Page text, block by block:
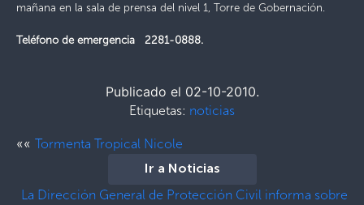
mañana en la sala de prensa del nivel 1, Torre de Gobernación.
Teléfono de emergencia 2281-0888.
Publicado el 02-10-2010.
Etiquetas: noticias
«« Tormenta Tropical Nicole
Ir a Noticias
La Dirección General de Protección Civil informa sobre